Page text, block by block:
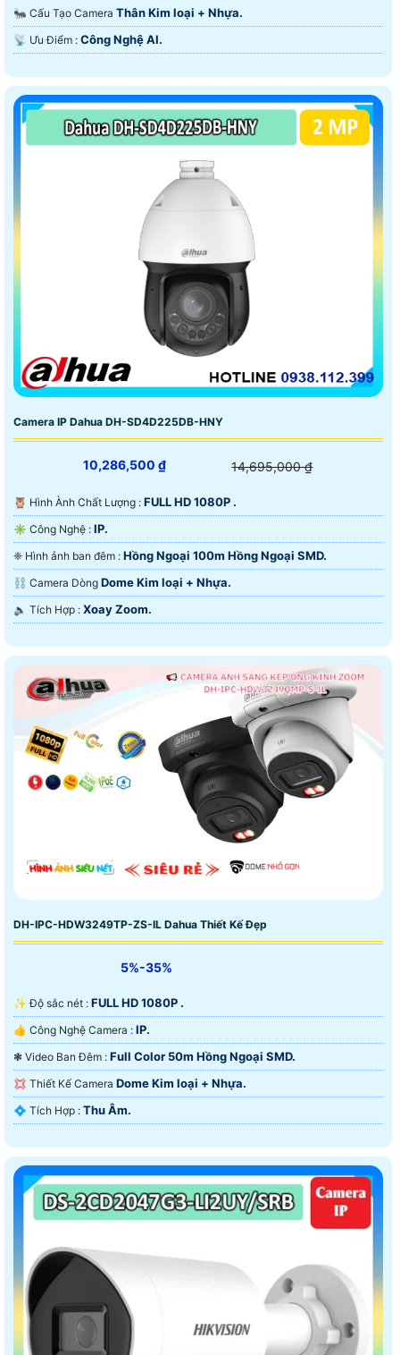
🐜 Cấu Tạo Camera Thân Kim loại + Nhựa.
️📡 Ưu Điểm : Công Nghệ AI.
Camera IP Dahua DH-SD4D225DB-HNY
10,286,500 ₫ 14,695,000 ₫
🦉 Hình Ành Chất Lượng : FULL HD 1080P .
✳️ Công Nghệ : IP.
❈ Hình ảnh ban đêm : Hồng Ngoại 100m Hồng Ngoại SMD.
⛓ Camera Dòng Dome Kim loại + Nhựa.
️🔈 Tích Hợp : Xoay Zoom.
DH-IPC-HDW3249TP-ZS-IL Dahua Thiết Kế Đẹp
5%-35%
✨ Độ sắc nét : FULL HD 1080P .
👍 Công Nghệ Camera : IP.
❃ Video Ban Đêm : Full Color 50m Hồng Ngoại SMD.
💢 Thiết Kế Camera Dome Kim loại + Nhựa.
️💠 Tích Hợp : Thu Âm.